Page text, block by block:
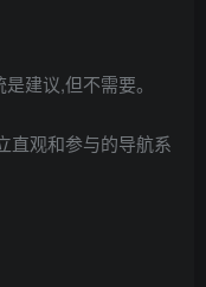
建议,但不需要。
直观和参与的导航系